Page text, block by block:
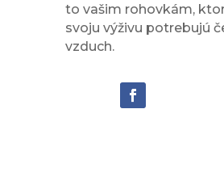
to vašim rohovkám,
svoju výživu potrebujú
vzduch.